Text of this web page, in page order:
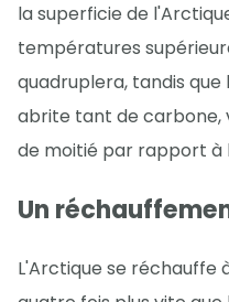
la superficie de
températures
quadruplera, tandis que
abrite tant de carbone,
de moitié par rapport à
Un
L'Arctique se réchauffe